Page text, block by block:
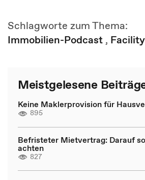
Schlagworte zum Thema:
Immobilien-Podcast ,
Meistgelesene
Keine Maklerprovision für
895
Befristeter Mietvertrag: Darauf
achten
827